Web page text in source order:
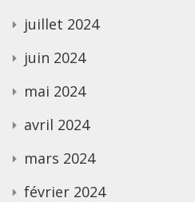
juillet 2024
juin 2024
mai 2024
avril 2024
mars 2024
février 2024